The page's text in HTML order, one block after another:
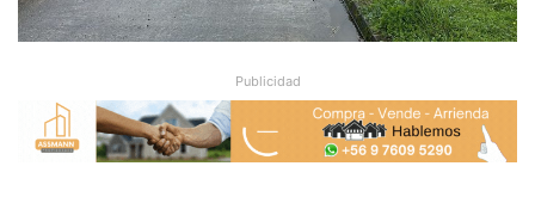
Publicidad